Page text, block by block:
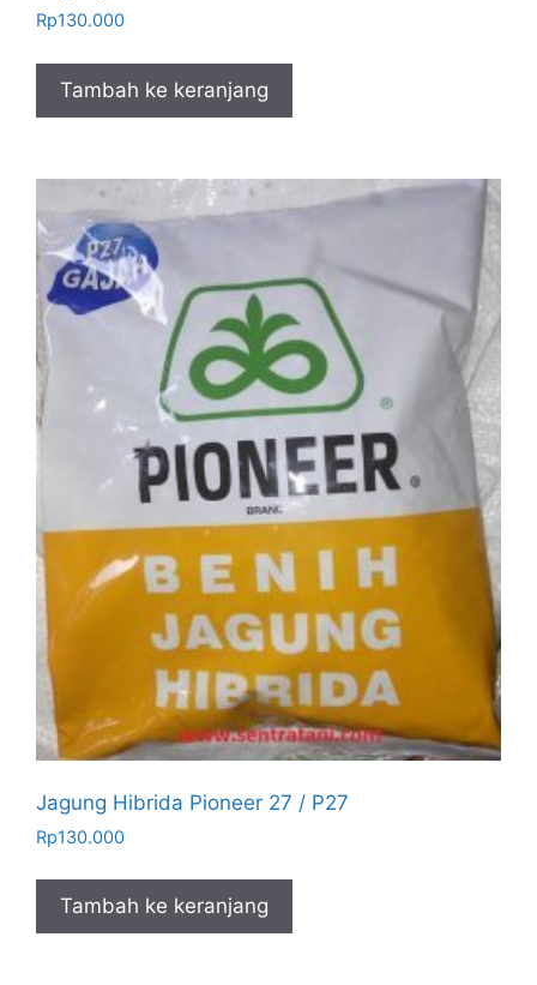
Rp130.000
Tambah ke keranjang
Jagung Hibrida Pioneer 27 / P27
Rp130.000
Tambah ke keranjang